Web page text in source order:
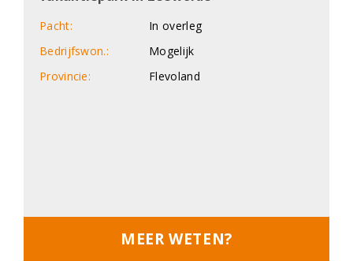
Pacht:
In overleg
Bedrijfswon.:
Mogelijk
Provincie:
Flevoland
MEER WETEN?